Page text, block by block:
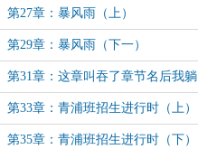
第27章：暴风雨（上）
第29章：暴风雨（下一）
第31章：这章叫吞了章节名后我躺
平
第33章：青浦班招生进行时（上）
第35章：青浦班招生进行时（下）